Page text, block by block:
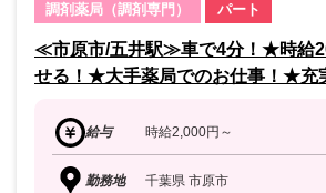
調剤薬局（調剤専門） パート
≪市原市/五井駅≫車で4分！★時給
せる！★大手薬局でのお仕事！★充
給与 時給2,000円～
勤務地 千葉県 市原市